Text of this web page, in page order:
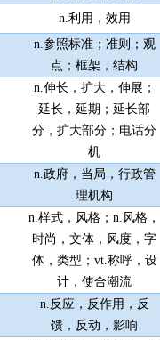
n.利用，效用
n.参照标准；准则；观
点；框架，结构
n.伸长，扩大，伸展；
延长，延期；延长部
分，扩大部分；电话分
机
n.政府，当局，行政管
理机构
n.样式，风格；n.风格，
时尚，文体，风度，字
体，类型；vt.称呼，设
计，使合潮流
n.反应，反作用，反
馈，反动，影响